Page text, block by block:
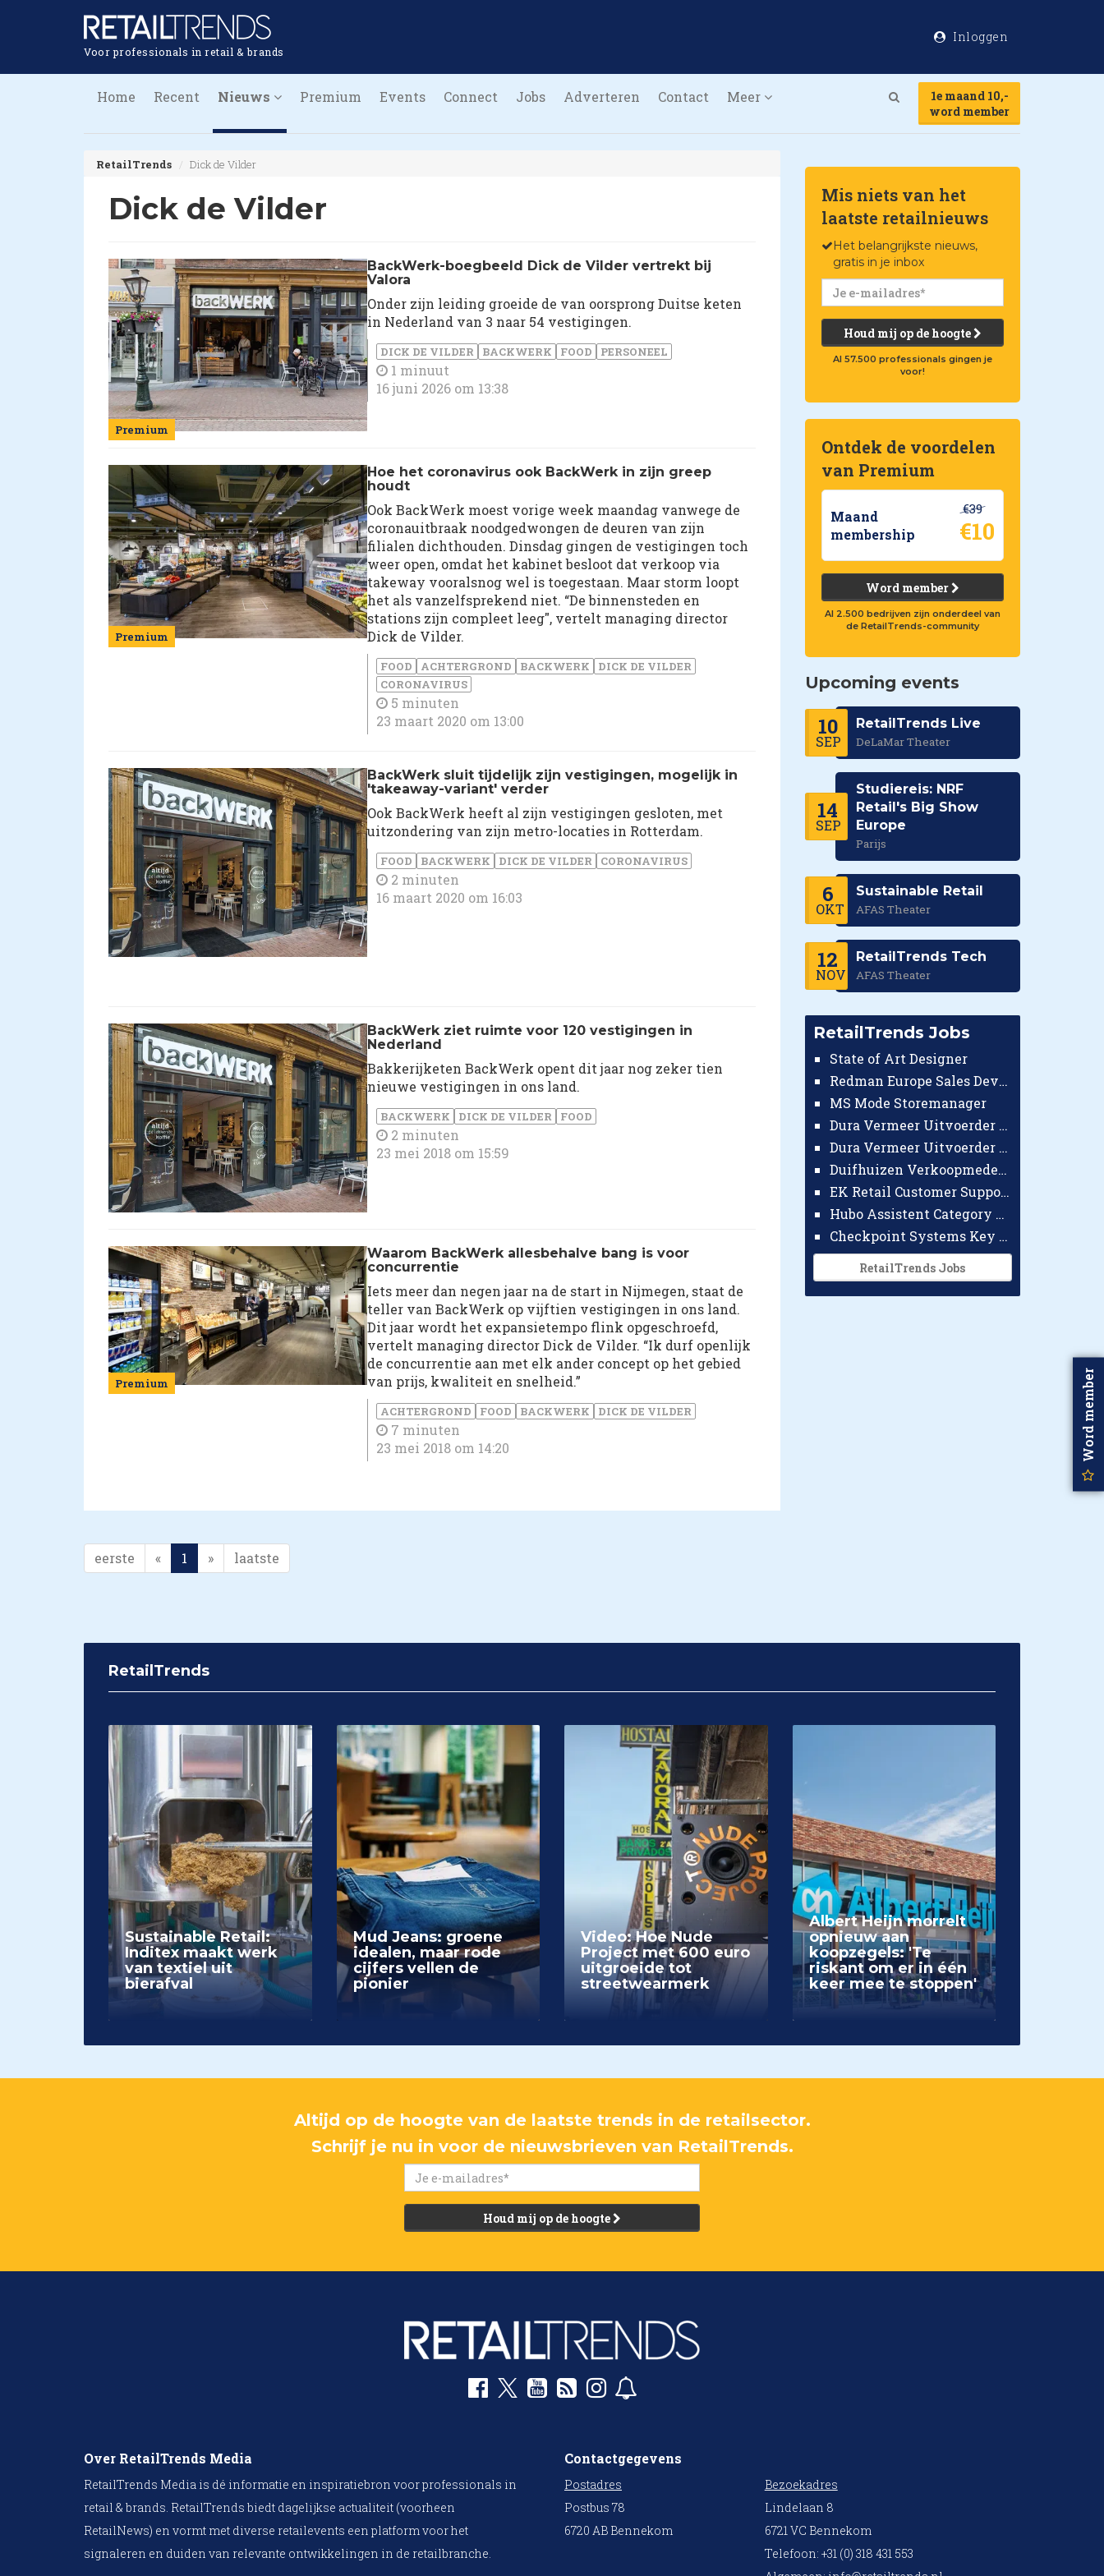
Voor professionals in retail & brands
Inloggen
Home Recent Nieuws Premium Events Connect Jobs Adverteren Contact Meer
1e maand 10,-
word member
RetailTrends Dick de Vilder
Dick de Vilder
Premium
BackWerk-boegbeeld Dick de Vilder vertrekt bij
Valora
Onder zijn leiding groeide de van oorsprong Duitse keten
in Nederland van 3 naar 54 vestigingen.
DICK DE VILDER BACKWERK FOOD PERSONEEL
1 minuut
16 juni 2026 om 13:38
Premium
Hoe het coronavirus ook BackWerk in zijn greep
houdt
Ook BackWerk moest vorige week maandag vanwege de
coronauitbraak noodgedwongen de deuren van zijn
filialen dichthouden. Dinsdag gingen de vestigingen toch
weer open, omdat het kabinet besloot dat verkoop via
takeway vooralsnog wel is toegestaan. Maar storm loopt
het als vanzelfsprekend niet. “De binnensteden en
stations zijn compleet leeg", vertelt managing director
Dick de Vilder.
FOOD ACHTERGROND BACKWERK
DICK DE VILDER
CORONAVIRUS
5 minuten
23 maart 2020 om 13:00
BackWerk sluit tijdelijk zijn vestigingen, mogelijk in
'takeaway-variant' verder
Ook BackWerk heeft al zijn vestigingen gesloten, met
uitzondering van zijn metro-locaties in Rotterdam.
FOOD BACKWERK DICK DE VILDER CORONAVIRUS
2 minuten
16 maart 2020 om 16:03
BackWerk ziet ruimte voor 120 vestigingen in
Nederland
Bakkerijketen BackWerk opent dit jaar nog zeker tien
nieuwe vestigingen in ons land.
BACKWERK DICK DE VILDER FOOD
2 minuten
23 mei 2018 om 15:59
Premium
Waarom BackWerk allesbehalve bang is voor
concurrentie
Iets meer dan negen jaar na de start in Nijmegen, staat de
teller van BackWerk op vijftien vestigingen in ons land.
Dit jaar wordt het expansietempo flink opgeschroefd,
vertelt managing director Dick de Vilder. “Ik durf openlijk
de concurrentie aan met elk ander concept op het gebied
van prijs, kwaliteit en snelheid.”
ACHTERGROND FOOD BACKWERK DICK DE VILDER
7 minuten
23 mei 2018 om 14:20
eerste « 1 » laatste
Mis niets van het
laatste retailnieuws
Het belangrijkste nieuws,
gratis in je inbox
Houd mij op de hoogte
Al 57.500 professionals gingen je
voor!
Ontdek de voordelen
van Premium
Maand
membership
€39
€10
Word member
Al 2.500 bedrijven zijn onderdeel van
de RetailTrends-community
Upcoming events
10
SEP
RetailTrends Live
DeLaMar Theater
14
SEP
Studiereis: NRF
Retail's Big Show
Europe
Parijs
6
OKT
Sustainable Retail
AFAS Theater
12
NOV
RetailTrends Tech
AFAS Theater
RetailTrends Jobs
State of Art Designer
Redman Europe Sales Developer (Europe)
MS Mode Storemanager
Dura Vermeer Uitvoerder GWW Amsterdam
Dura Vermeer Uitvoerder Civiel Nijmegen
Duifhuizen Verkoopmedewerker Ridderkerk
EK Retail Customer Support Omnichannel
Hubo Assistent Category Manager
Checkpoint Systems Key Accountmanager Benelux
RetailTrends Jobs
RetailTrends
Sustainable Retail:
Inditex maakt werk
van textiel uit
bierafval
Mud Jeans: groene
idealen, maar rode
cijfers vellen de
pionier
Video: Hoe Nude
Project met 600 euro
uitgroeide tot
streetwearmerk
Albert Heijn morrelt
opnieuw aan
koopzegels: 'Te
riskant om er in één
keer mee te stoppen'
Altijd op de hoogte van de laatste trends in de retailsector.
Schrijf je nu in voor de nieuwsbrieven van RetailTrends.
Houd mij op de hoogte
Over RetailTrends Media
RetailTrends Media is dé informatie en inspiratiebron voor professionals in
retail & brands. RetailTrends biedt dagelijkse actualiteit (voorheen
RetailNews) en vormt met diverse retailevents een platform voor het
signaleren en duiden van relevante ontwikkelingen in de retailbranche.
Contactgegevens
Postadres
Postbus 78
6720 AB Bennekom
Bezoekadres
Lindelaan 8
6721 VC Bennekom
Telefoon: +31 (0) 318 431 553
Word member